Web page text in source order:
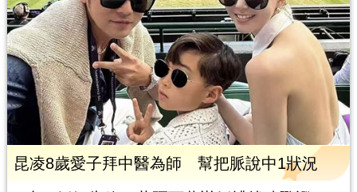
昆凌8歲愛子拜中醫為師 幫把脈說中1狀況